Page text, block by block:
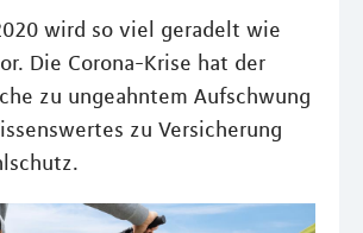
wird so viel geradelt wie
Die Corona-Krise hat der
zu ungeahntem Aufschwung
zu Versicherung